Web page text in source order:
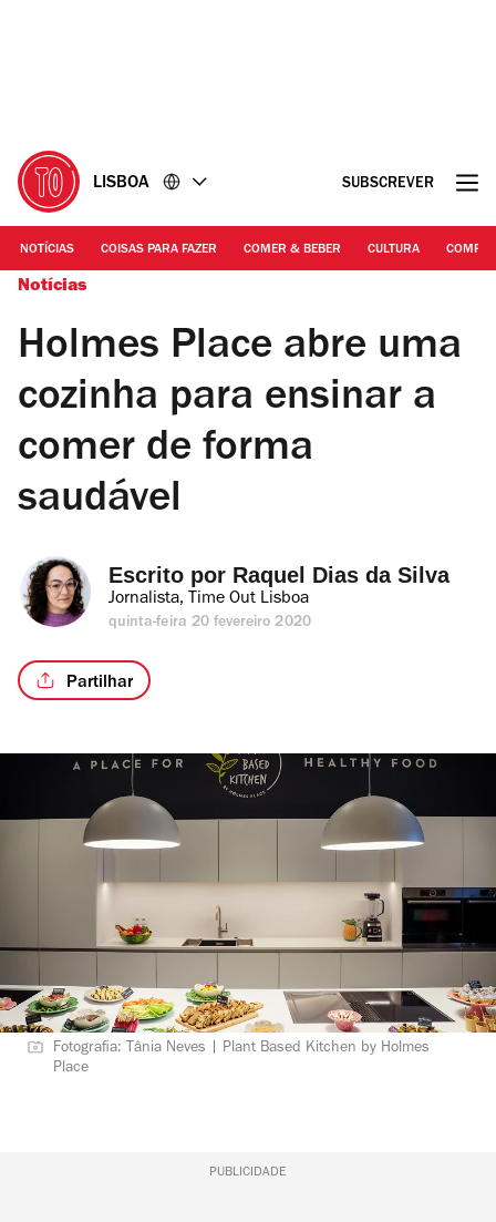
LISBOA SUBSCREVER
NOTÍCIAS COISAS PARA FAZER COMER & BEBER CULTURA
Notícias
Holmes Place abre uma
cozinha para ensinar a
comer de forma
saudável
Escrito por Raquel Dias da Silva
Jornalista, Time Out Lisboa
quinta-feira 20 fevereiro 2020
Partilhar
Fotografia: Tânia Neves | Plant Based Kitchen by Holmes
Place
PUBLICIDADE